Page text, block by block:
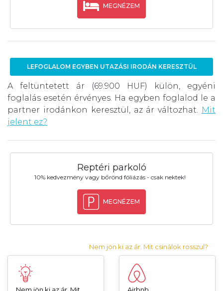
MEGNÉZEM
LEFOGLALOM EGYBEN UTAZÁSI IRODÁN KERESZTÜL
A feltüntetett ár (69.900 HUF) külön, egyéni
foglalás esetén érvényes. Ha egyben foglalod le a
partner irodánkon keresztül, az ár változhat.
Mit
jelent ez?
Reptéri parkoló
10% kedvezmény vagy bőrönd fóliázás - csak nektek!
MEGNÉZEM
Nem jön ki az ár. Mit csinálok rosszul?
Nem jön ki az ár. Mit
Airbnb